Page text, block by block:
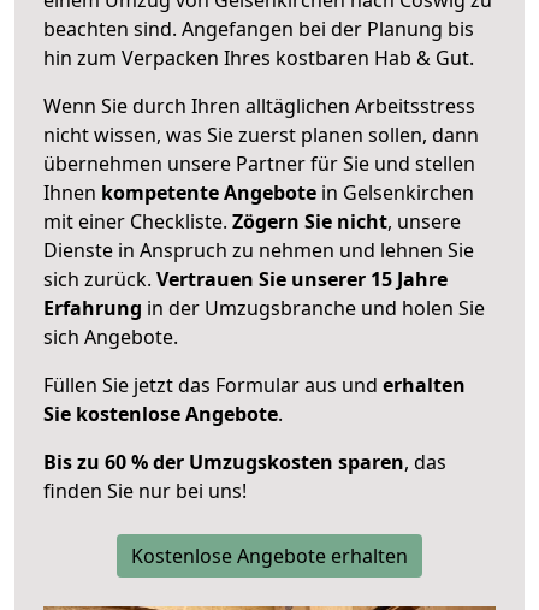
beachten sind. Angefangen bei der Planung bis
hin zum Verpacken Ihres kostbaren Hab & Gut.
Wenn Sie durch Ihren alltäglichen Arbeitsstress
nicht wissen, was Sie zuerst planen sollen, dann
übernehmen unsere Partner für Sie und stellen
Ihnen kompetente Angebote in Gelsenkirchen
mit einer Checkliste. Zögern Sie nicht, unsere
Dienste in Anspruch zu nehmen und lehnen Sie
sich zurück. Vertrauen Sie unserer 15 Jahre
Erfahrung in der Umzugsbranche und holen Sie
sich Angebote.
Füllen Sie jetzt das Formular aus und erhalten
Sie kostenlose Angebote.
Bis zu 60 % der Umzugskosten sparen, das
finden Sie nur bei uns!
Kostenlose Angebote erhalten